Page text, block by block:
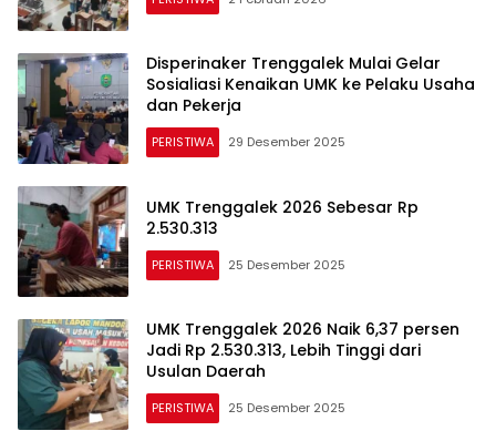
Disperinaker Trenggalek Mulai Gelar
Sosialiasi Kenaikan UMK ke Pelaku Usaha
dan Pekerja
PERISTIWA 29 Desember 2025
UMK Trenggalek 2026 Sebesar Rp
2.530.313
PERISTIWA 25 Desember 2025
UMK Trenggalek 2026 Naik 6,37 persen
Jadi Rp 2.530.313, Lebih Tinggi dari
Usulan Daerah
PERISTIWA 25 Desember 2025